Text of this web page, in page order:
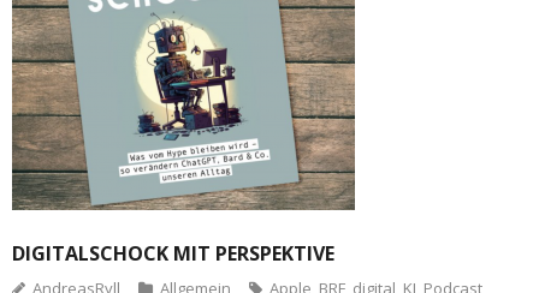
DIGITALSCHOCK MIT PERSPEKTIVE
AndreasRyll Allgemein Apple BRF digital KI Podcast